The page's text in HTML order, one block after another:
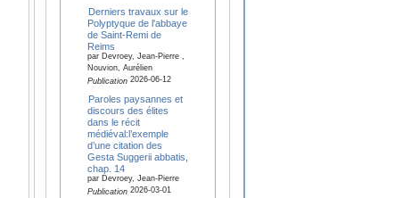
Derniers travaux sur le
Polyptyque de l'abbaye
de Saint-Remi de
Reims
par Devroey, Jean-Pierre ,
Nouvion, Aurélien
Publication2026-06-12
Paroles paysannes et
discours des élites
dans le récit
médiéval:l’exemple
d’une citation des
Gesta Suggerii abbatis,
chap. 14
par Devroey, Jean-Pierre
Publication2026-03-01